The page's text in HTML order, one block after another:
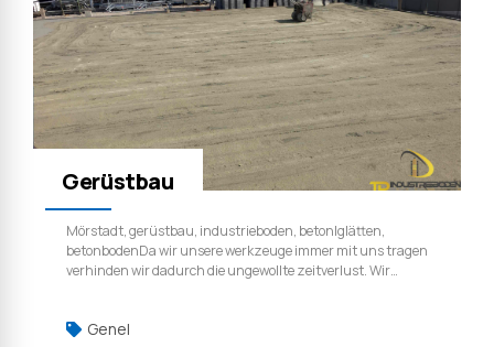
Genel
Gerüstbau
Mörstadt, gerüstbau, industrieboden, betonlglätten,
betonbodenDa wir unsere werkzeuge immer mit uns tragen
verhinden wir dadurch die ungewollte zeitverlust. Wir